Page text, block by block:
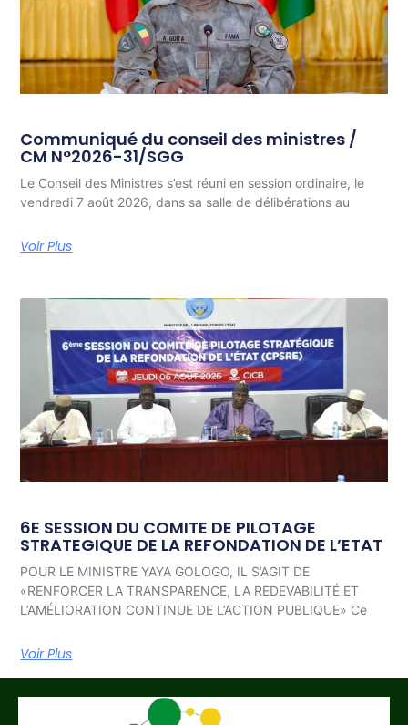
Communiqué du conseil des ministres /
CM N°2026-31/SGG
Le Conseil des Ministres s’est réuni en session ordinaire, le
vendredi 7 août 2026, dans sa salle de délibérations au
Voir Plus
6E SESSION DU COMITE DE PILOTAGE
STRATEGIQUE DE LA REFONDATION DE L’ETAT
POUR LE MINISTRE YAYA GOLOGO, IL S’AGIT DE
«RENFORCER LA TRANSPARENCE, LA REDEVABILITÉ ET
L’AMÉLIORATION CONTINUE DE L’ACTION PUBLIQUE» Ce
Voir Plus